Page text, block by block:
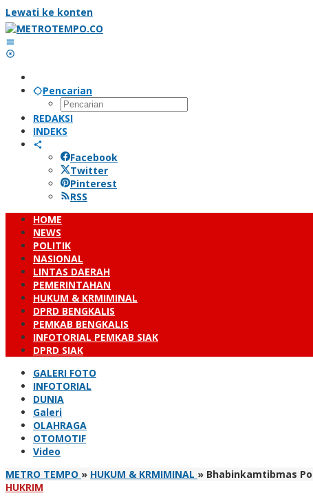
Lewati ke konten
Pencarian
REDAKSI
INDEKS
Facebook
Twitter
Pinterest
RSS
HOME
NEWS
POLITIK
NASIONAL
LINTAS DAERAH
PEMERINTAHAN
HUKUM & KRMIMINAL
DPRD BENGKALIS
PEMKAB BENGKALIS
INFOTORIAL PEMKAB SIAK
DPRD SIAK
GALERI FOTO
INFOTORIAL
DUNIA
Galeri
OLAHRAGA
OTOMOTIF
Video
METRO TEMPO » HUKUM & KRMIMINAL » Bhabinkamtibmas
HUKRIM